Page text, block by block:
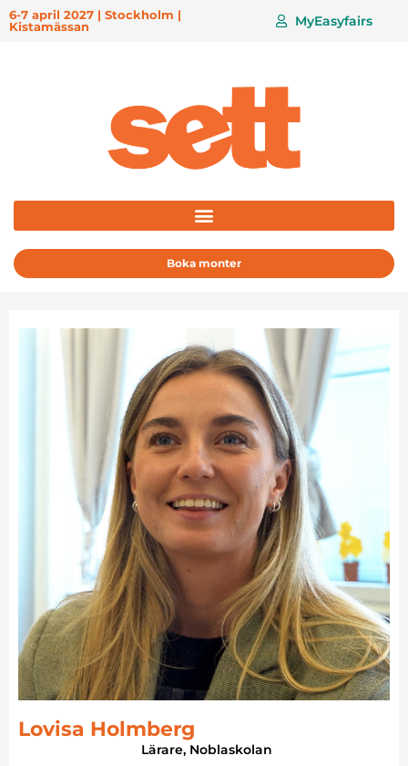
6-7 april 2027 | Stockholm |
Kistamässan
MyEasyfairs
Boka monter
Lovisa Holmberg
Lärare, Noblaskolan